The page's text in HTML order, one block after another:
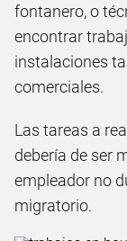
fontanero, o
encontrar
instalaciones
comerciales.
Las tareas a
debería de ser
empleador no
migratorio.